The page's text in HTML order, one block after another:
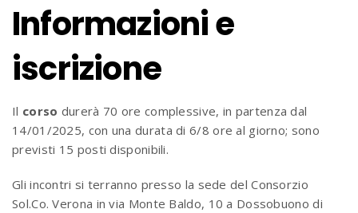
Informazioni e
iscrizione
Il corso durerà 70 ore complessive, in partenza dal
14/01/2025, con una durata di 6/8 ore al giorno; sono
previsti 15 posti disponibili.
Gli incontri si terranno presso la sede del Consorzio
Sol.Co. Verona in via Monte Baldo, 10 a Dossobuono di